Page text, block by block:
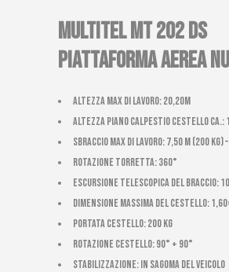
MULTITEL MT 202 DS
PIATTAFORMA AEREA
Altezza max di lavoro: 20,20m
Altezza piano calpestio cestello ca.:
Sbraccio max di lavoro: 7,50 m (200 Kg)
Rotazione torretta: 360°
Escursione telescopica del braccio:
Dimensione massima del cestello:
Portata cestello: 200 kg
Rotazione cestello: 90° + 90°
Stabilizzazione: In sagoma del veicolo